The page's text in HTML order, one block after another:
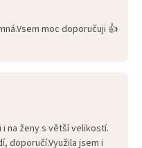
moc doporučuji 👍
na ženy s větší velikostí.
doporučí.Využila jsem i